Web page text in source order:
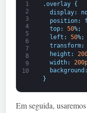
1
2
3
4
5
6
7
8
9
10
.overlay
{
display:
position:
top: 50%;
left : 50%;
transform:
height :
width:
background :
}
Em seguida,